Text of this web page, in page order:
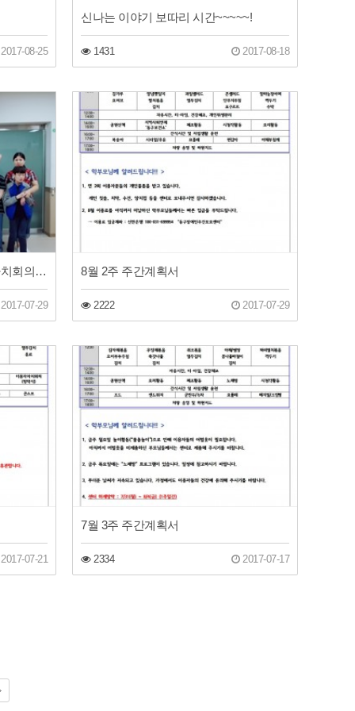
08-25
신나는 이야기 보따리 시간~~~~~!
1431 2017-08-18
2017년 하계방학식 및 이용자 자치회의~~!
07-29
8월 2주 주간계획서
2222 2017-07-29
07-21
7월 3주 주간계획서
2334 2017-07-17